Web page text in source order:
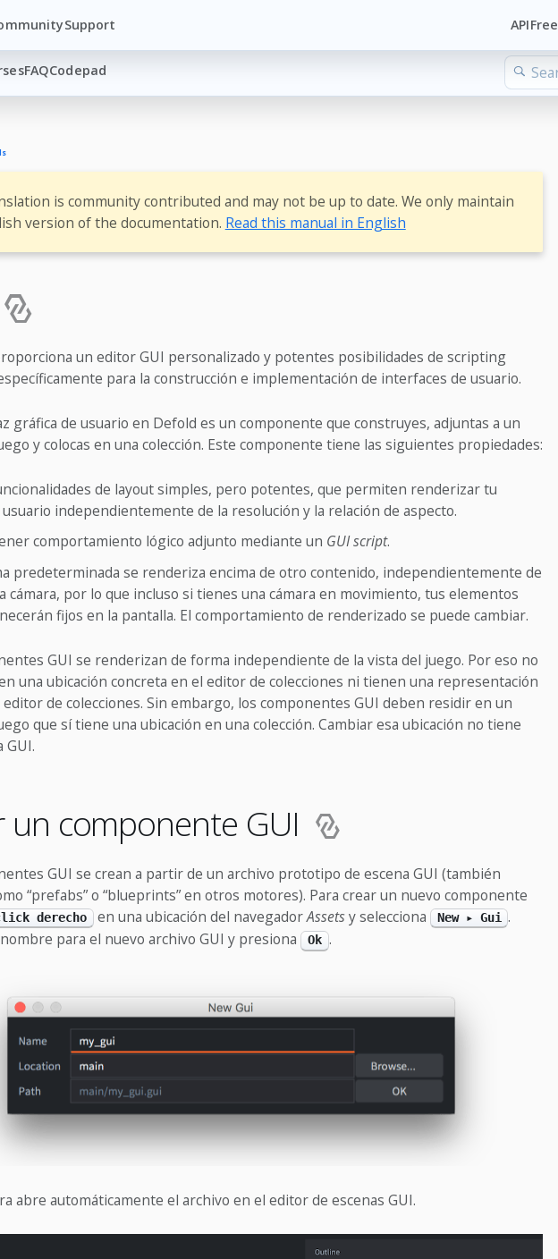
Support APIFree
FAQCodepad
is community contributed and may not be up to date. We only maintain
version of the documentation. Read this manual in English
un editor GUI personalizado y potentes posibilidades de scripting
para la construcción e implementación de interfaces de usuario.
gráfica de usuario en Defold es un componente que construyes, adjuntas a un
y colocas en una colección. Este componente tiene las siguientes propiedades:
de layout simples, pero potentes, que permiten renderizar tu
independientemente de la resolución y la relación de aspecto.
comportamiento lógico adjunto mediante un GUI script.
predeterminada se renderiza encima de otro contenido, independientemente de
cámara, por lo que incluso si tienes una cámara en movimiento, tus elementos
fijos en la pantalla. El comportamiento de renderizado se puede cambiar.
GUI se renderizan de forma independiente de la vista del juego. Por eso no
una ubicación concreta en el editor de colecciones ni tienen una representación
de colecciones. Sin embargo, los componentes GUI deben residir en un
que sí tiene una ubicación en una colección. Cambiar esa ubicación no tiene
GUI.
un componente GUI
GUI se crean a partir de un archivo prototipo de escena GUI (también
“prefabs” o “blueprints” en otros motores). Para crear un nuevo componente
derecho en una ubicación del navegadorAssetsy selecciona New ▸ Gui .
para el nuevo archivo GUI y presiona
Ok .
abre automáticamente el archivo en el editor de escenas GUI.